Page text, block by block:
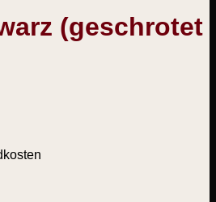
(geschrotet